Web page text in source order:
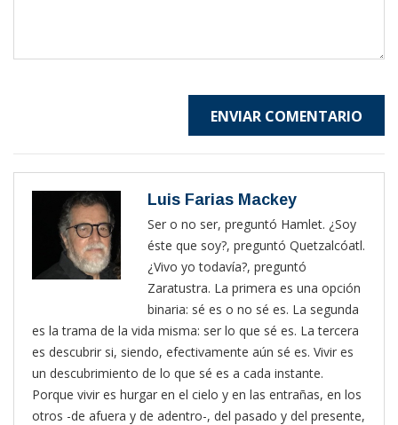
ENVIAR COMENTARIO
Luis Farias Mackey
Ser o no ser, preguntó Hamlet. ¿Soy
éste que soy?, preguntó Quetzalcóatl.
¿Vivo yo todavía?, preguntó
Zaratustra. La primera es una opción
binaria: sé es o no sé es. La segunda
es la trama de la vida misma: ser lo que sé es. La tercera
es descubrir si, siendo, efectivamente aún sé es. Vivir es
un descubrimiento de lo que sé es a cada instante.
Porque vivir es hurgar en el cielo y en las entrañas, en los
otros -de afuera y de adentro-, del pasado y del presente,